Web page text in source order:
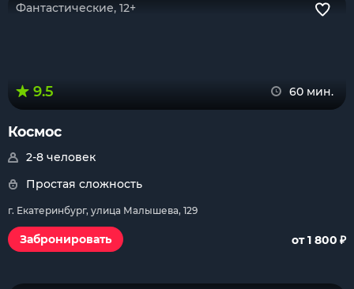
Фантастические, 12+
9.5 60 мин.
Космос
2-8 человек
Простая сложность
г. Екатеринбург, улица Малышева, 129
Забронировать от 1 800 ₽